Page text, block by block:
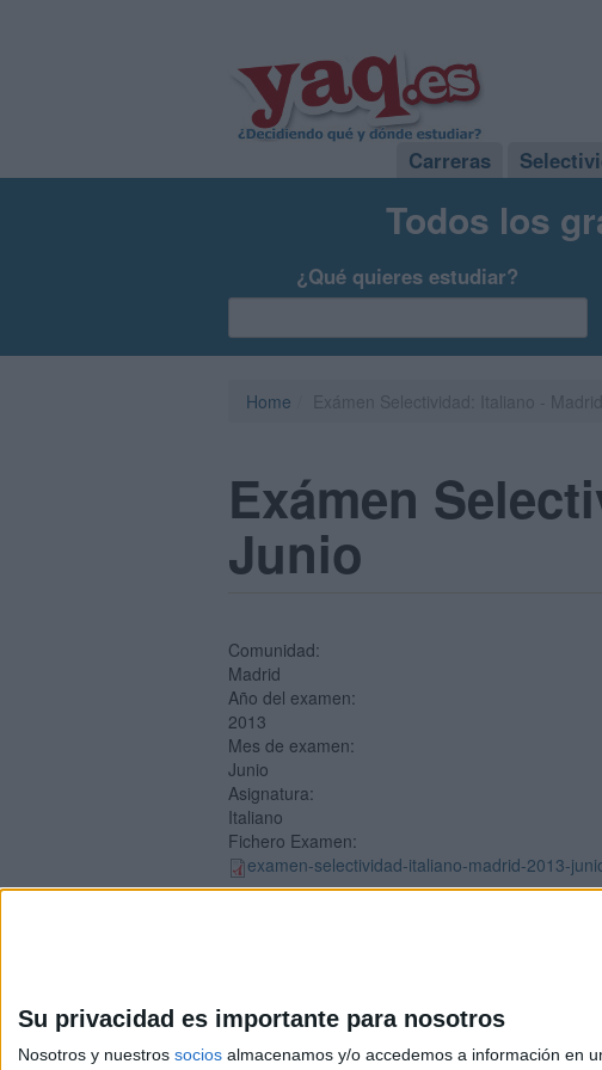
Su privacidad es importante para nosotros
Nosotros y nuestros socios almacenamos y/o accedemos a información en
Carreras
Todos los
¿Qué quieres estudiar?
Home
Exámen
Junio
Comunidad:
Madrid
Año del examen:
2013
Mes de examen:
Junio
Asignatura:
Italiano
Fichero Examen:
examen-selectividad-italiano-madrid-2013-